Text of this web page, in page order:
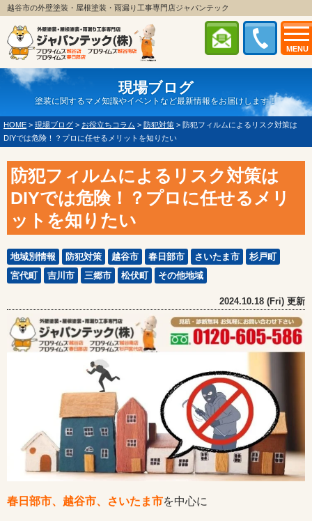
MENU
越谷市の外壁塗装・屋根塗装・雨漏り工事専門店ジャパンテック
現場ブログ
塗装に関するマメ知識やイベントなど最新情報をお届けします！
HOME > 現場ブログ > お役立ちコラム > 防犯対策 > 防犯フィルムによるリスク対策は
DIYでは危険！？プロに任せるメリットを知りたい
防犯フィルムによるリスク対策は
DIYでは危険！？プロに任せるメリ
ットを知りたい
地域別情報 防犯対策 越谷市 春日部市 さいたま市
杉戸町
宮代町
吉川市 三郷市 松伏町 その他地域
2024.10.18 (Fri) 更新
春日部市、越谷市、さいたま市を中心に